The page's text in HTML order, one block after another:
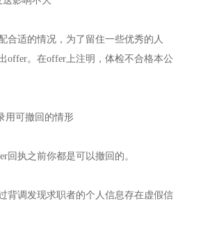
合适的情况，为了留住一些优秀的人
offer。在offer上注明，体检不合格本公
用可撤回的情形
回执之前你都是可以撤回的。
背调发现求职者的个人信息存在虚假信